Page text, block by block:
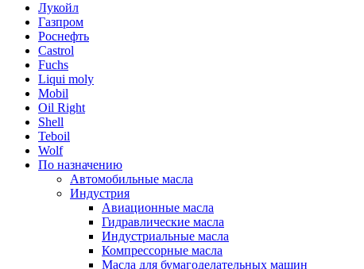
Лукойл
Газпром
Роснефть
Castrol
Fuchs
Liqui moly
Mobil
Oil Right
Shell
Teboil
Wolf
По назначению
Автомобильные масла
Индустрия
Авиационные масла
Гидравлические масла
Индустриальные масла
Компрессорные масла
Масла для бумагоделательных машин